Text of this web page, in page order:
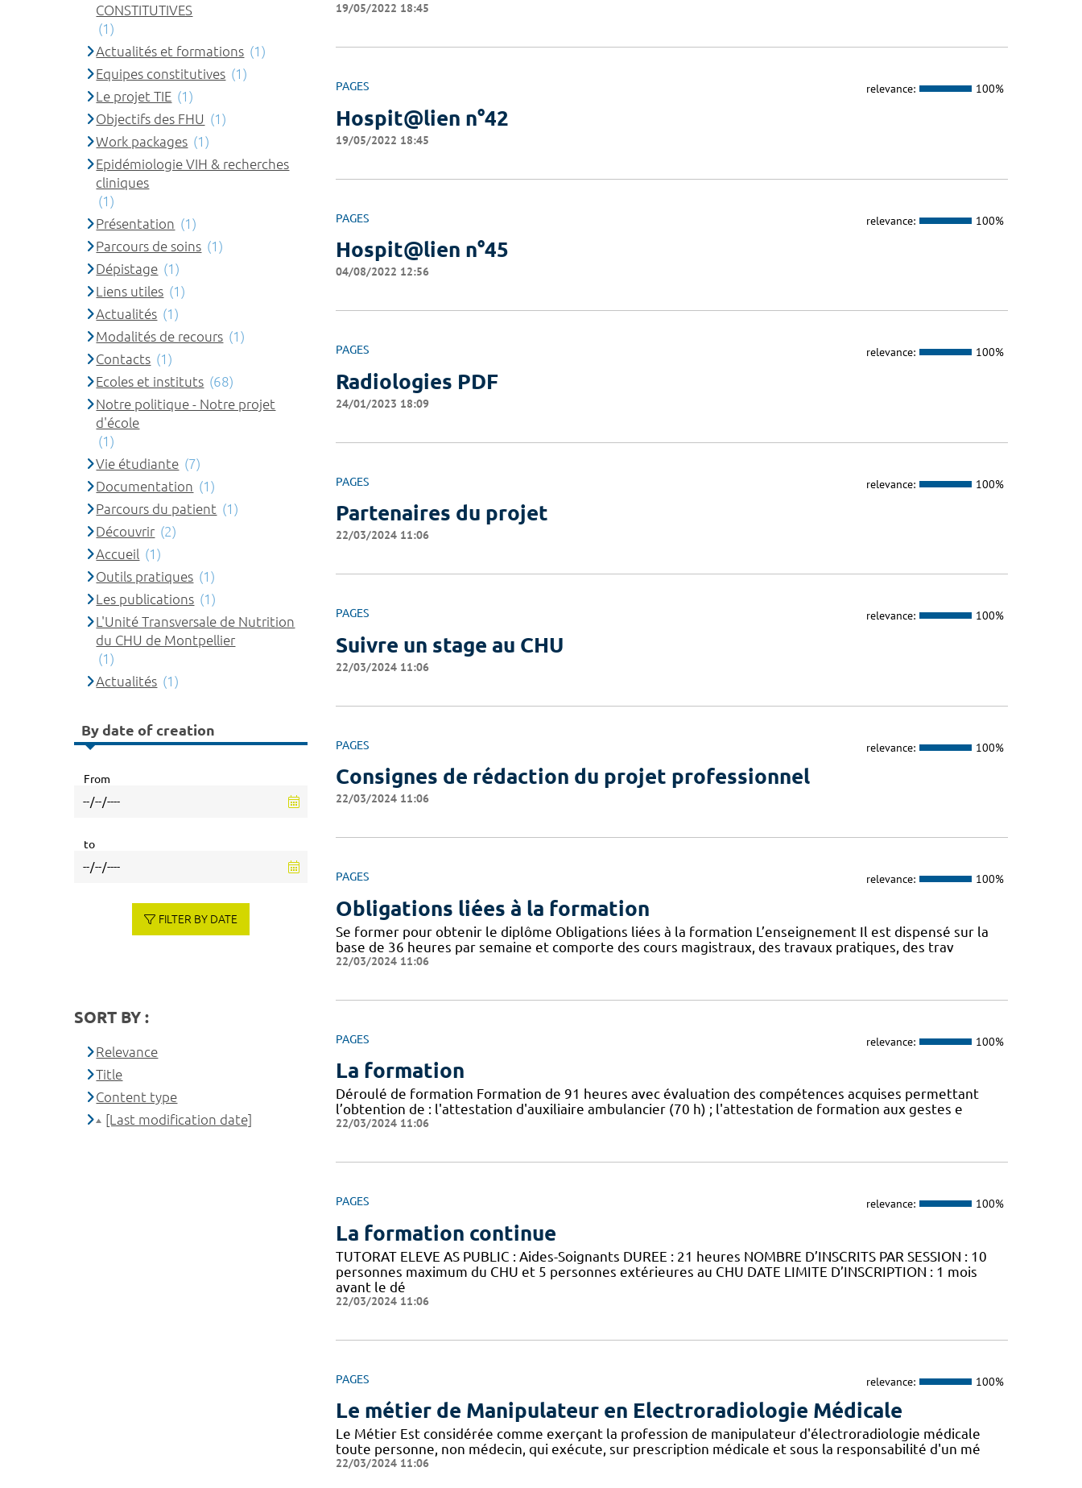
19/05/2022 18:45
PAGES relevance: 100%
Hospit@lien n°42
19/05/2022 18:45
PAGES relevance: 100%
Hospit@lien n°45
04/08/2022 12:56
PAGES relevance: 100%
Radiologies PDF
24/01/2023 18:09
PAGES relevance: 100%
Partenaires du projet
22/03/2024 11:06
PAGES relevance: 100%
Suivre un stage au CHU
22/03/2024 11:06
PAGES relevance: 100%
Consignes de rédaction du projet professionnel
22/03/2024 11:06
PAGES relevance: 100%
Obligations liées à la formation
Se former pour obtenir le diplôme Obligations liées à la formation L’enseignement Il est dispensé sur la
base de 36 heures par semaine et comporte des cours magistraux, des travaux pratiques, des trav
22/03/2024 11:06
PAGES relevance: 100%
La formation
Déroulé de formation Formation de 91 heures avec évaluation des compétences acquises permettant
l’obtention de : l'attestation d'auxiliaire ambulancier (70 h) ; l'attestation de formation aux gestes e
22/03/2024 11:06
PAGES relevance: 100%
La formation continue
TUTORAT ELEVE AS PUBLIC : Aides-Soignants DUREE : 21 heures NOMBRE D’INSCRITS PAR SESSION : 10
personnes maximum du CHU et 5 personnes extérieures au CHU DATE LIMITE D’INSCRIPTION : 1 mois
avant le dé
22/03/2024 11:06
PAGES relevance: 100%
Le métier de Manipulateur en Electroradiologie Médicale
Le Métier Est considérée comme exerçant la profession de manipulateur d'électroradiologie médicale
toute personne, non médecin, qui exécute, sur prescription médicale et sous la responsabilité d'un mé
22/03/2024 11:06
CONSTITUTIVES
(1)
Actualités et formations (1)
Equipes constitutives (1)
Le projet TIE (1)
Objectifs des FHU (1)
Work packages (1)
Epidémiologie VIH & recherches
cliniques
(1)
Présentation (1)
Parcours de soins (1)
Dépistage (1)
Liens utiles (1)
Actualités (1)
Modalités de recours (1)
Contacts (1)
Ecoles et instituts (68)
Notre politique - Notre projet
d'école
(1)
Vie étudiante (7)
Documentation (1)
Parcours du patient (1)
Découvrir (2)
Accueil (1)
Outils pratiques (1)
Les publications (1)
L'Unité Transversale de Nutrition
du CHU de Montpellier
(1)
Actualités (1)
By date of creation
From
to
FILTER BY DATE
SORT BY :
Relevance
Title
Content type
[Last modification date]